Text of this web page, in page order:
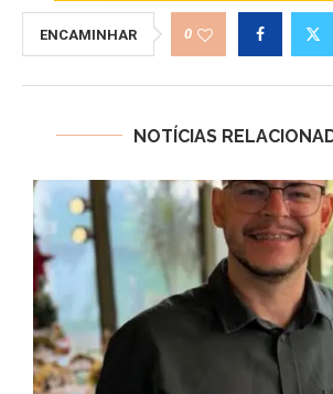
ENCAMINHAR 0
NOTÍCIAS